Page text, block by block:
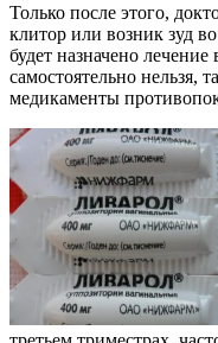
Только после этого,
клитор или возник зуд
будет назначено
самостоятельно нельзя,
медикаменты